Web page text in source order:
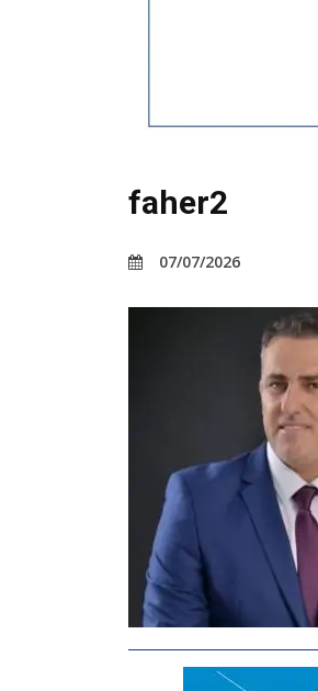
faher2
07/07/2026